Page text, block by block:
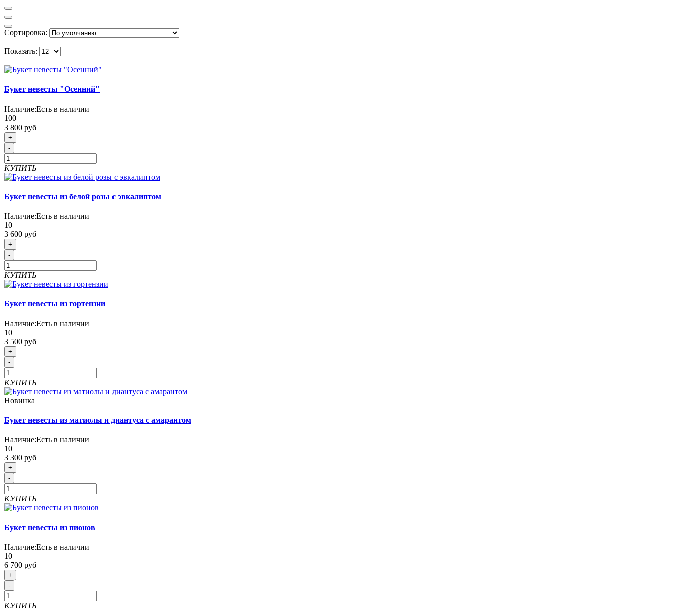
Сортировка:
Показать:
Букет невесты "Осенний"
Наличие:Есть в наличии
100
3 800 руб
+
-
КУПИТЬ
Букет невесты из белой розы с эвкалиптом
Наличие:Есть в наличии
10
3 600 руб
+
-
КУПИТЬ
Букет невесты из гортензии
Наличие:Есть в наличии
10
3 500 руб
+
-
КУПИТЬ
Новинка
Букет невесты из матиолы и диантуса с амарантом
Наличие:Есть в наличии
10
3 300 руб
+
-
КУПИТЬ
Букет невесты из пионов
Наличие:Есть в наличии
10
6 700 руб
+
-
КУПИТЬ